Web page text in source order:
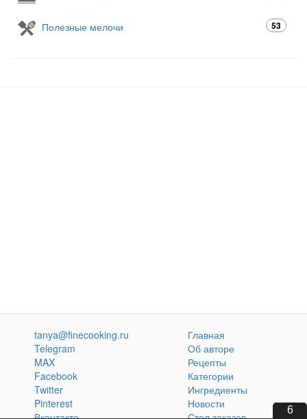
Полезные мелочи 53
4
tanya@finecooking.ru
Telegram
MAX
Facebook
Twitter
Pinterest
Главная
Об авторе
Рецепты
Категории
Ингредиенты
Новости